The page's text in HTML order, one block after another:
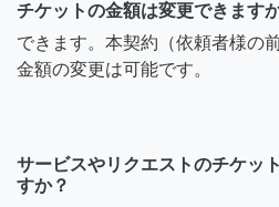
チケットの金額は変更できます
できます。本契約（依頼者様の
金額の変更は可能です。
サービスやリクエストのチケッ
すか？